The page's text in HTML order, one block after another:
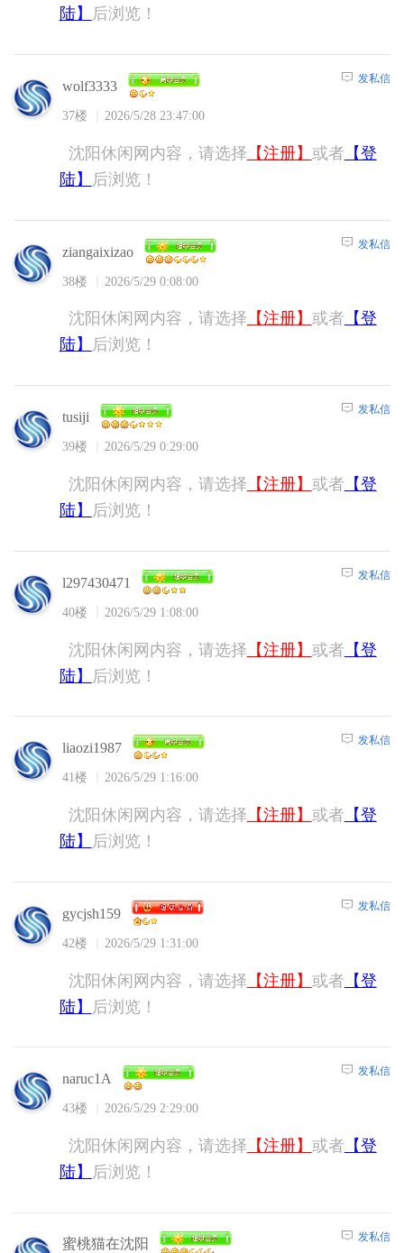
陆】 后浏览！
wolf3333
37楼 2026/5/28 23:47:00
发私信
沈阳休闲网内容，请选择 【注册】 或者 【登
陆】
后浏览！
ziangaixizao
38楼 2026/5/29 0:08:00
发私信
沈阳休闲网内容，请选择 【注册】 或者 【登
陆】
后浏览！
tusiji
39楼 2026/5/29 0:29:00
发私信
沈阳休闲网内容，请选择 【注册】 或者 【登
陆】
后浏览！
l297430471
40楼 2026/5/29 1:08:00
发私信
沈阳休闲网内容，请选择 【注册】 或者 【登
陆】
后浏览！
liaozi1987
41楼 2026/5/29 1:16:00
发私信
沈阳休闲网内容，请选择 【注册】 或者 【登
陆】
后浏览！
gycjsh159
42楼 2026/5/29 1:31:00
发私信
沈阳休闲网内容，请选择 【注册】 或者 【登
陆】
后浏览！
naruc1A
43楼 2026/5/29 2:29:00
发私信
沈阳休闲网内容，请选择 【注册】 或者 【登
陆】
后浏览！
蜜桃猫在沈阳 发私信